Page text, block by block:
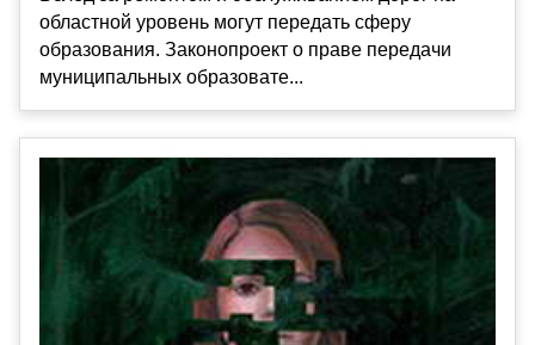
областной уровень могут передать сферу
образования. Законопроект о праве передачи
муниципальных образовате...